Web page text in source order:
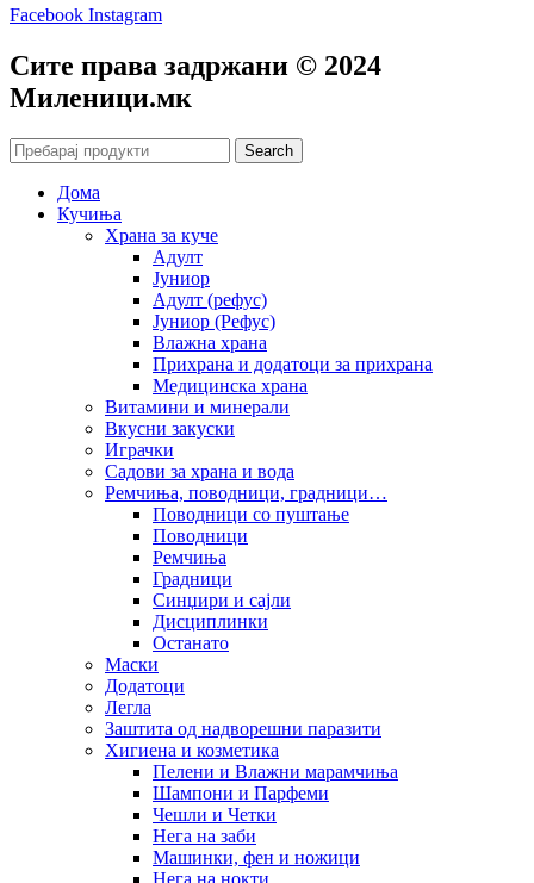
Facebook Instagram
Сите права задржани © 2024
Mиленици.мк
Search
Дома
Кучиња
Храна за куче
Адулт
Јуниор
Адулт (рефус)
Јуниор (Рефус)
Влажна храна
Прихрана и додатоци за прихрана
Медицинска храна
Витамини и минерали
Вкусни закуски
Играчки
Садови за храна и вода
Ремчиња, поводници, градници…
Поводници со пуштање
Поводници
Ремчиња
Градници
Синџири и сајли
Дисциплинки
Останато
Маски
Додатоци
Легла
Заштита од надворешни паразити
Хигиена и козметика
Пелени и Влажни марамчиња
Шампони и Парфеми
Чешли и Четки
Нега на заби
Машинки, фен и ножици
Нега на нокти